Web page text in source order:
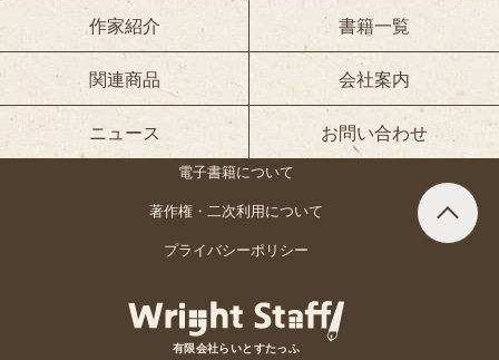
作家紹介 書籍一覧
関連商品 会社案内
ニュース お問い合わせ
電子書籍について
著作権・二次利用について
プライバシーポリシー
有限会社らいとすたっふ